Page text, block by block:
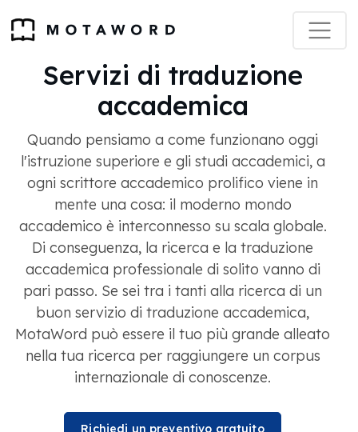
Servizi di traduzione
accademica
Quando pensiamo a come funzionano oggi
l'istruzione superiore e gli studi accademici, a
ogni scrittore accademico prolifico viene in
mente una cosa: il moderno mondo
accademico è interconnesso su scala globale.
Di conseguenza, la ricerca e la traduzione
accademica professionale di solito vanno di
pari passo. Se sei tra i tanti alla ricerca di un
buon servizio di traduzione accademica,
MotaWord può essere il tuo più grande alleato
nella tua ricerca per raggiungere un corpus
internazionale di conoscenze.
Richiedi un preventivo gratuito